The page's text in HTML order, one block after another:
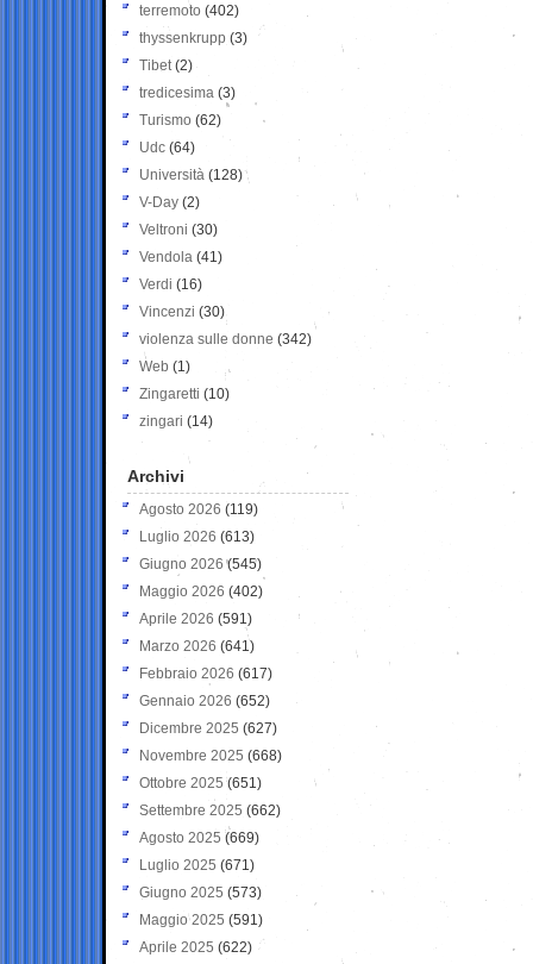
terremoto (402)
thyssenkrupp (3)
Tibet(2)
tredicesima (3)
Turismo (62)
Udc (64)
Università (128)
V-Day (2)
Veltroni (30)
Vendola (41)
Verdi (16)
Vincenzi (30)
violenza sulle donne (342)
Web (1)
Zingaretti (10)
zingari (14)
Archivi
Agosto 2026 (119)
Luglio 2026 (613)
Giugno 2026 (545)
Maggio 2026 (402)
Aprile 2026 (591)
Marzo 2026 (641)
Febbraio 2026 (617)
Gennaio 2026 (652)
Dicembre 2025 (627)
Novembre 2025 (668)
Ottobre 2025 (651)
Settembre 2025 (662)
Agosto 2025 (669)
Luglio 2025 (671)
Giugno 2025 (573)
Maggio 2025 (591)
Aprile 2025 (622)